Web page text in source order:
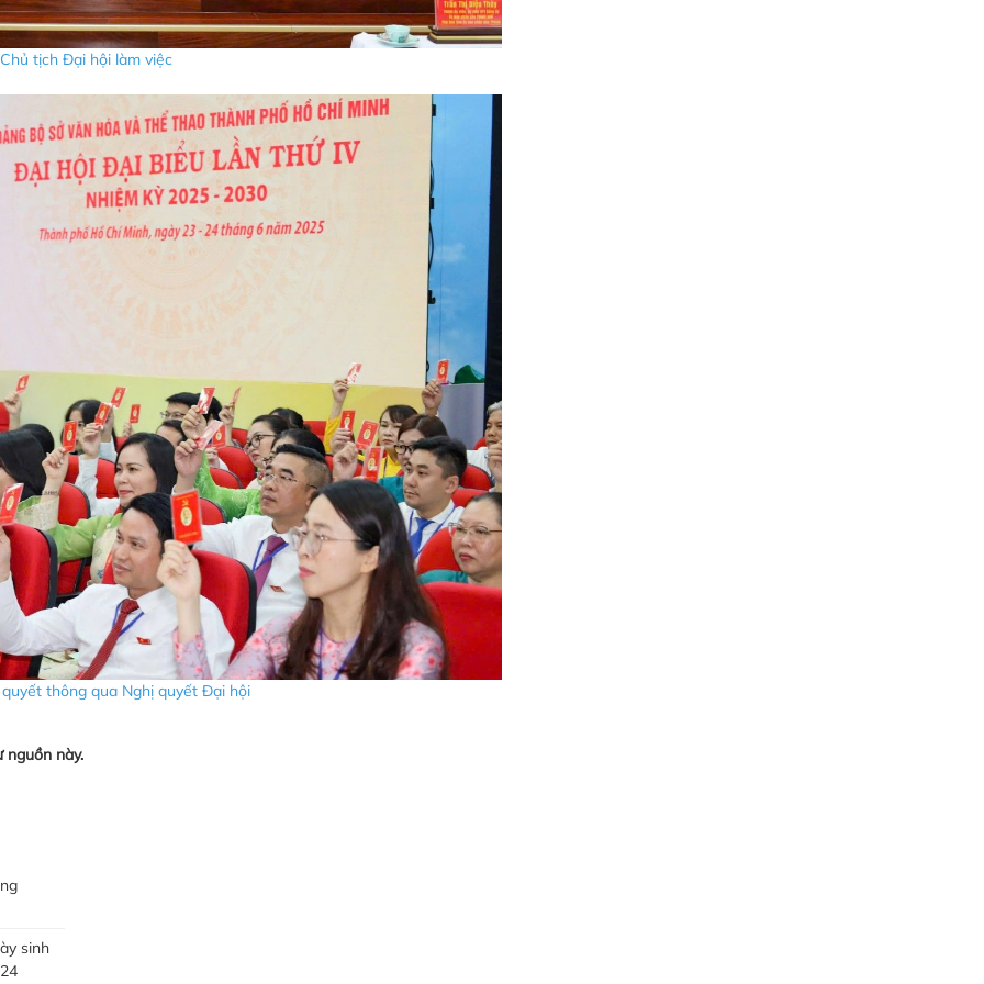
tịch Đại hội làm việc
thông qua Nghị quyết Đại hội
nguồn này.
sinh